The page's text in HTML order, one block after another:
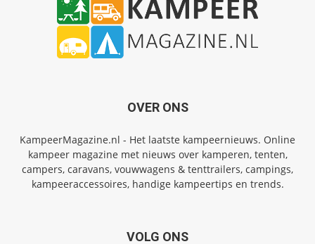
OVER ONS
KampeerMagazine.nl - Het laatste kampeernieuws. Online
kampeer magazine met nieuws over kamperen, tenten,
campers, caravans, vouwwagens & tenttrailers, campings,
kampeeraccessoires, handige kampeertips en trends.
VOLG ONS